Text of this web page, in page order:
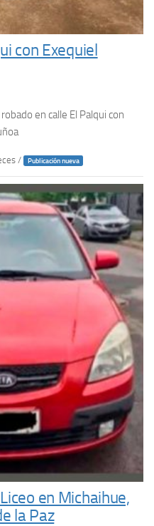
con Exequiel
en calle El Palqui con
/ Publicación nueva
en Michaihue,
la Paz